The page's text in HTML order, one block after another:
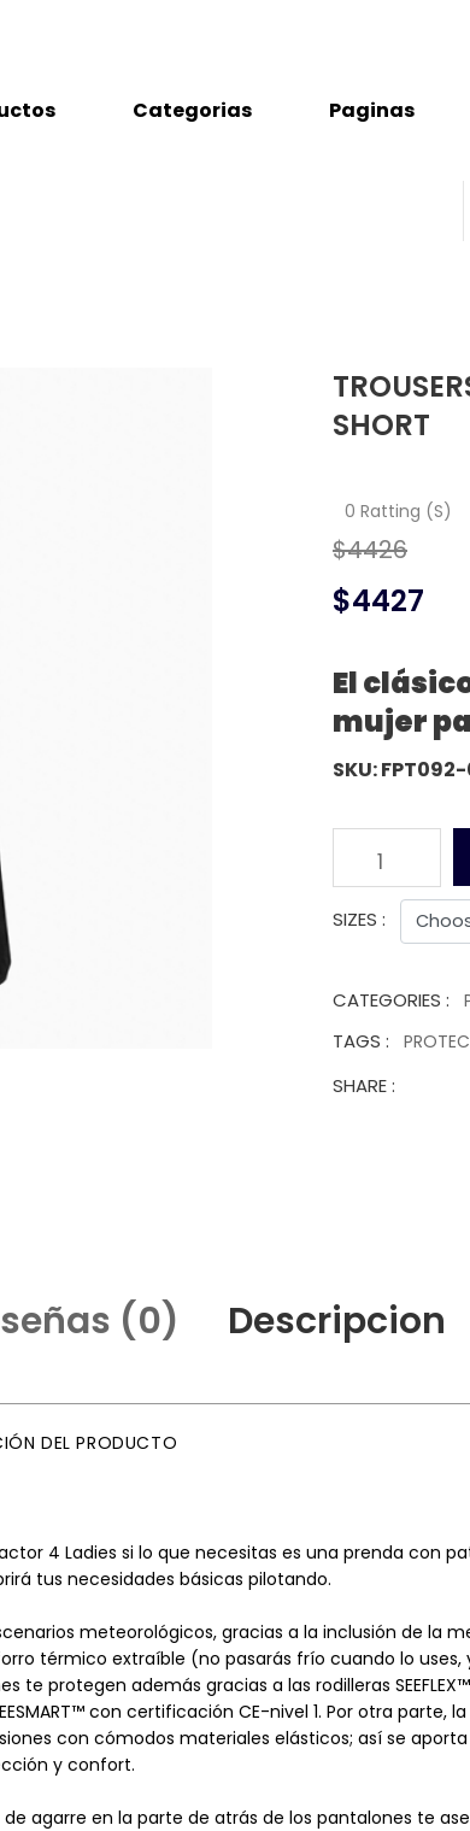
Categorias Paginas
SHORT
0 Ratting (S)
$4426
$4427
El
mujer
SKU:
1
SIZES :
CATEGORIES :
TAGS :
SHARE :
(0) Descripcion
DEL PRODUCTO
4 Ladies si lo que necesitas es una prenda con
tus necesidades básicas pilotando.
meteorológicos, gracias a la inclusión de la
térmico extraíble (no pasarás frío cuando lo uses,
protegen además gracias a las rodilleras
con certificación CE-nivel 1. Por otra parte,
con cómodos materiales elásticos; así se
y confort.
agarre en la parte de atrás de los pantalones te